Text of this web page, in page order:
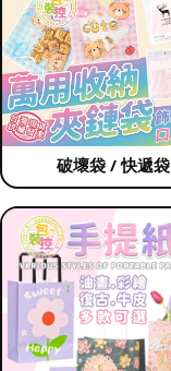
破壞袋 / 快遞袋